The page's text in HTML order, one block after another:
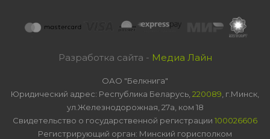
Разработка сайта - Медиа Лайн
ОАО "Белкнига"
Юридический адрес: Республика Беларусь, 220089 , г.Минск,
ул.Железнодорожная, 27а, ком 18
Свидетельство о государственной регистрации 100026606
Регистрирующий орган: Минский горисполком